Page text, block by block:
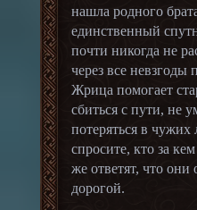
нашла родного
единственный
почти никогда не
через все невзгоды
Жрица помогает
сбиться с пути, не
потеряться в
спросите, кто за
же ответят, что они
дорогой.